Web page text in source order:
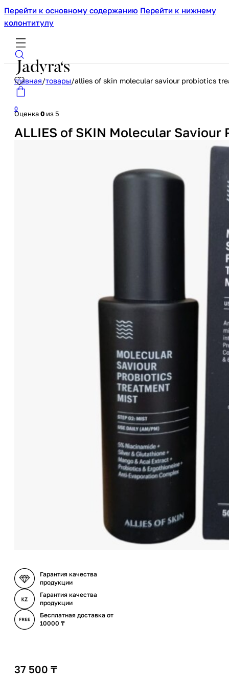
Перейти к основному содержанию Перейти к нижнему
колонтитулу
0
главная/товары/allies of skin molecular saviour probiotics
Оценка0 из 5
ALLIES of SKIN Molecular
Гарантия качества
продукции
Гарантия качества
продукции
Бесплатная доставка от
10000 ₸
37 500 ₸